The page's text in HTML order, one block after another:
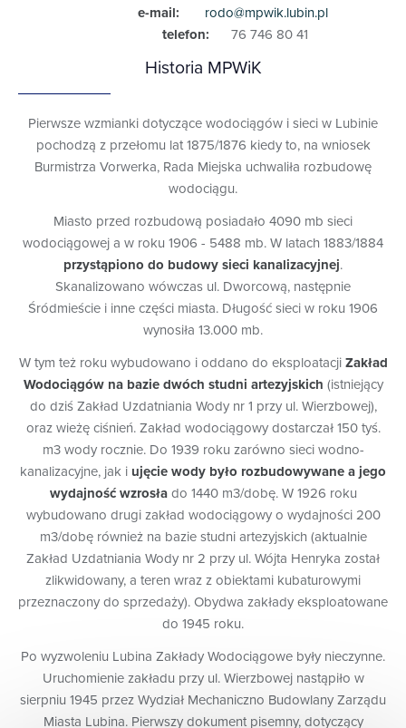
e-mail: rodo@mpwik.lubin.pl
telefon: 76 746 80 41
Historia MPWiK
Pierwsze wzmianki dotyczące wodociągów i sieci w Lubinie
pochodzą z przełomu lat 1875/1876 kiedy to, na wniosek
Burmistrza Vorwerka, Rada Miejska uchwaliła rozbudowę
wodociągu.
Miasto przed rozbudową posiadało 4090 mb sieci
wodociągowej a w roku 1906 - 5488 mb. W latach 1883/1884
przystąpiono do budowy sieci kanalizacyjnej.
Skanalizowano wówczas ul. Dworcową, następnie
Śródmieście i inne części miasta. Długość sieci w roku 1906
wynosiła 13.000 mb.
W tym też roku wybudowano i oddano do eksploatacji Zakład
Wodociągów na bazie dwóch studni artezyjskich (istniejący
do dziś Zakład Uzdatniania Wody nr 1 przy ul. Wierzbowej),
oraz wieżę ciśnień. Zakład wodociągowy dostarczał 150 tyś.
m3 wody rocznie. Do 1939 roku zarówno sieci wodno-
kanalizacyjne, jak i ujęcie wody było rozbudowywane a jego
wydajność wzrosłado 1440 m3/dobę. W 1926 roku
wybudowano drugi zakład wodociągowy o wydajności 200
m3/dobę również na bazie studni artezyjskich (aktualnie
Zakład Uzdatniania Wody nr 2 przy ul. Wójta Henryka został
zlikwidowany, a teren wraz z obiektami kubaturowymi
przeznaczony do sprzedaży). Obydwa zakłady eksploatowane
do 1945 roku.
Po wyzwoleniu Lubina Zakłady Wodociągowe były nieczynne.
Uruchomienie zakładu przy ul. Wierzbowej nastąpiło w
sierpniu 1945 przez Wydział Mechaniczno Budowlany Zarządu
Miasta Lubina. Pierwszy dokument pisemny, dotyczący